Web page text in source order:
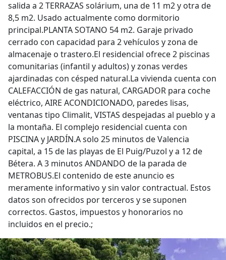
salida a 2 TERRAZAS solárium, una de 11 m2 y otra de
8,5 m2. Usado actualmente como dormitorio
principal.PLANTA SOTANO 54 m2. Garaje privado
cerrado con capacidad para 2 vehículos y zona de
almacenaje o trastero.El residencial ofrece 2 piscinas
comunitarias (infantil y adultos) y zonas verdes
ajardinadas con césped natural.La vivienda cuenta con
CALEFACCIÓN de gas natural, CARGADOR para coche
eléctrico, AIRE ACONDICIONADO, paredes lisas,
ventanas tipo Climalit, VISTAS despejadas al pueblo y a
la montaña. El complejo residencial cuenta con
PISCINA y JARDÍN.A solo 25 minutos de Valencia
capital, a 15 de las playas de El Puig/Puzol y a 12 de
Bétera. A 3 minutos ANDANDO de la parada de
METROBUS.El contenido de este anuncio es
meramente informativo y sin valor contractual. Estos
datos son ofrecidos por terceros y se suponen
correctos. Gastos, impuestos y honorarios no
incluidos en el precio.;